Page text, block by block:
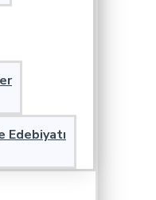
Edebiyatı